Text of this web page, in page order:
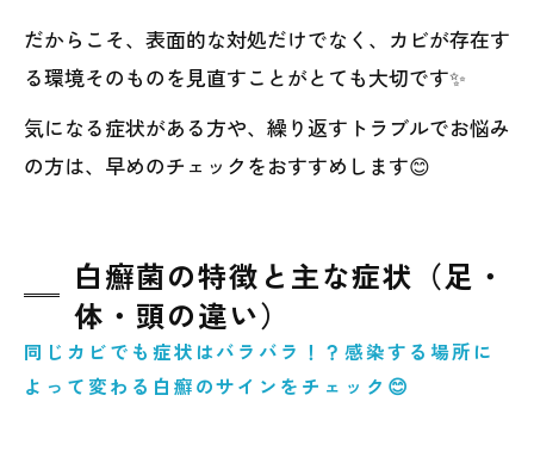
だからこそ、表面的な対処だけでなく、カビが存在す
る環境そのものを見直すことがとても大切です✨
気になる症状がある方や、繰り返すトラブルでお悩み
の方は、早めのチェックをおすすめします😊
白癬菌の特徴と主な症状（足・
体・頭の違い）
同じカビでも症状はバラバラ！？感染する場所に
よって変わる白癬のサインをチェック😊